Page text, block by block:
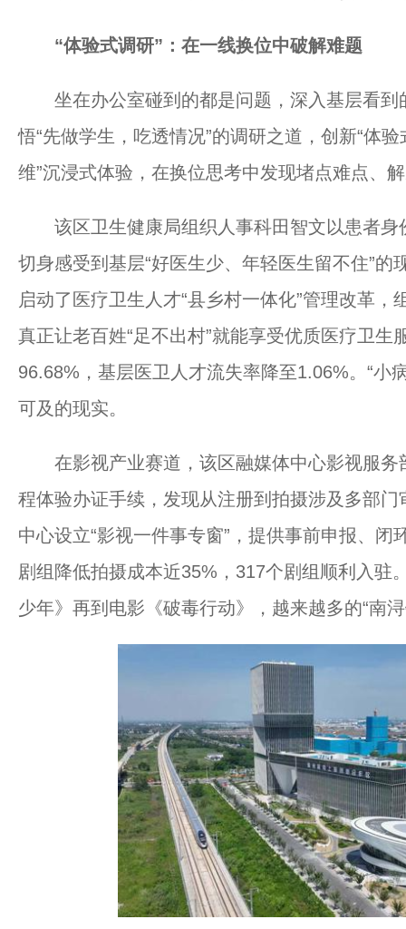
“体验式调研”：在一线换位中破解难题
坐在办公室碰到的都是问题，深入基层看到
悟“先做学生，吃透情况”的调研之道，创新“体
维”沉浸式体验，在换位思考中发现堵点难点、
该区卫生健康局组织人事科田智文以患者身
切身感受到基层“好医生少、年轻医生留不住”
启动了医疗卫生人才“县乡村一体化”管理改革
真正让老百姓“足不出村”就能享受优质医疗卫生
96.68%，基层医卫人才流失率降至1.06%。“小
可及的现实。
在影视产业赛道，该区融媒体中心影视服务
程体验办证手续，发现从注册到拍摄涉及多部
中心设立“影视一件事专窗”，提供事前申报、
剧组降低拍摄成本近35%，317个剧组顺利入驻
少年》再到电影《破毒行动》，越来越多的“南